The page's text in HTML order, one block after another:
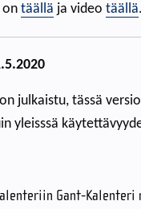
on täällä ja video täällä.
julkaistu, tässä
yleisssä
Gant-